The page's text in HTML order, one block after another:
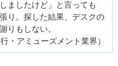
ましたけど」と言っても
り。探した結果、デスクの
りもしない。
・アミューズメント業界）